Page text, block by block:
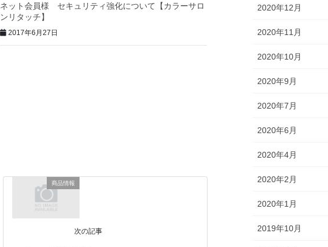
ネット会員様 セキュリティ強化について【カラーサロ
ンリタッチ】
2017年6月27日
商品情報
次の記事
2020年12月
2020年11月
2020年10月
2020年9月
2020年7月
2020年6月
2020年4月
2020年2月
2020年1月
2019年10月